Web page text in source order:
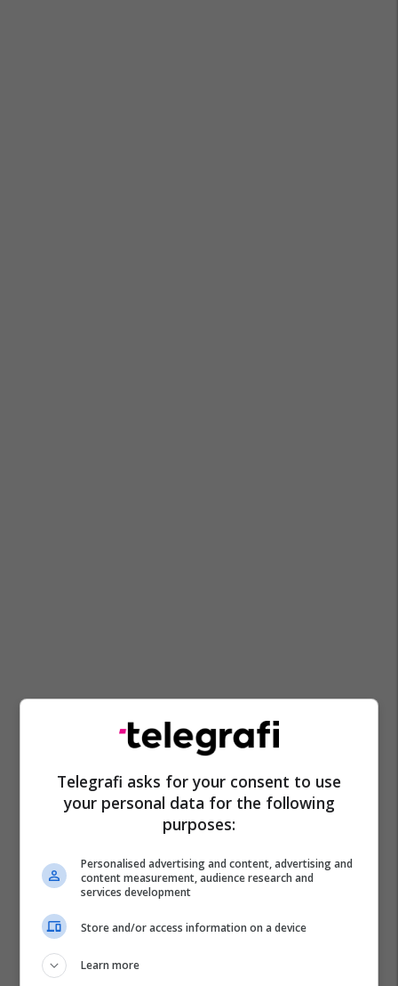
Telegrafi asks for your consent to use
your personal data for the following
purposes:
Personalised advertising and content, advertising and
content measurement, audience research and
services development
Store and/or access information on a device
Learn more